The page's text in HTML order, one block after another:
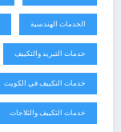
الخدمات الهندسية
خدمات التبريد والتكييف
خدمات التكييف في الكويت
خدمات التكييف والثلاجات